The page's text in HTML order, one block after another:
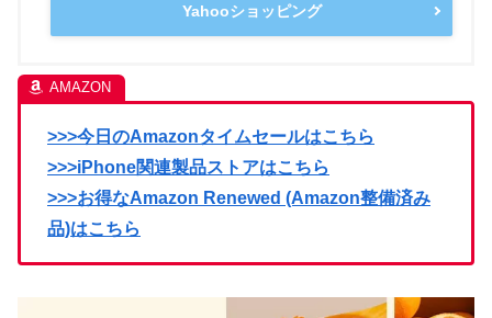
Yahooショッピング
>>>今日のAmazonタイムセールはこちら
>>>iPhone関連製品ストアはこちら
>>>お得なAmazon Renewed (Amazon整備済み
品)はこちら